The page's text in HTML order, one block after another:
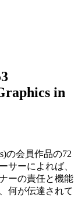
in
の会員作品の72
サーによれば、
ーの責任と機能
何が伝達されて